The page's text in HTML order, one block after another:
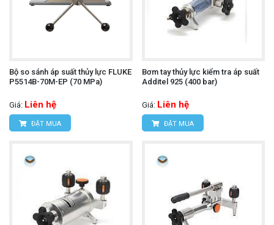
Bộ so sánh áp suất thủy lực FLUKE
P5514B-70M-EP (70 MPa)
Giá: Liên hệ
ĐẶT MUA
Bơm tay thủy lực kiểm tra áp suất
Additel 925 (400 bar)
Giá: Liên hệ
ĐẶT MUA